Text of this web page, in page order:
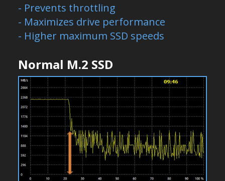
- Prevents throttling
- Maximizes drive performance
- Higher maximum SSD speeds
Normal M.2 SSD